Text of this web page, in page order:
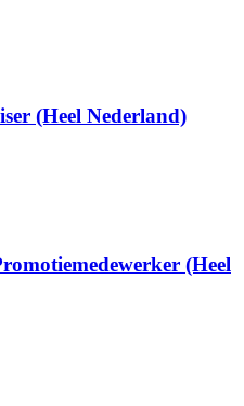
(Heel Nederland)
(Heel